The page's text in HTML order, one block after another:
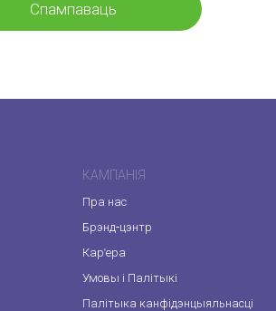
Спампаваць
КАМПАНІЯ
Пра нас
Брэнд-цэнтр
Кар'ера
Умовы і Палітыкі
Палітыка канфідэнцыяльнасці